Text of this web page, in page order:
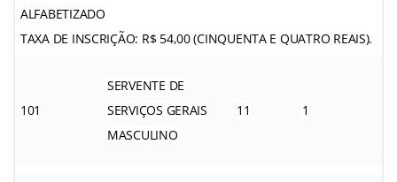
ALFABETIZADO
TAXA DE INSCRIÇÃO: R$ 54,00 (CINQUENTA E QUATRO REAIS).
101
SERVENTE DE
SERVIÇOS GERAIS
MASCULINO
11 1